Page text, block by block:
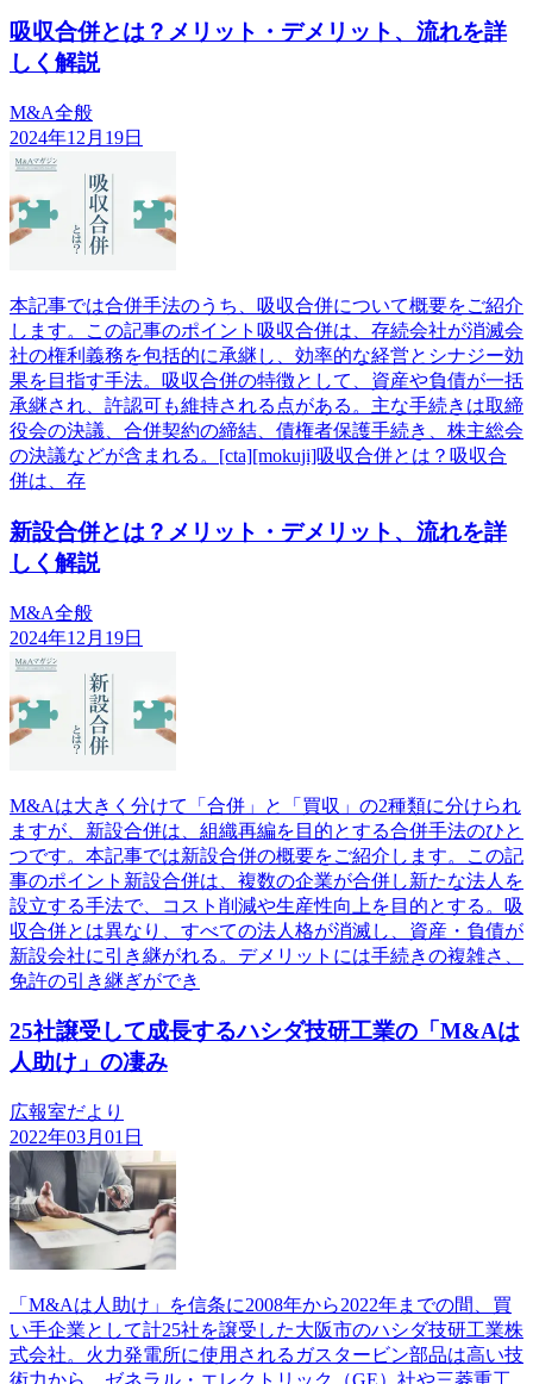
吸収合併とは？メリット・デメリット、流れを詳
しく解説
M&A全般
2024年12月19日
本記事では合併手法のうち、吸収合併について概要をご紹介
します。この記事のポイント吸収合併は、存続会社が消滅会
社の権利義務を包括的に承継し、効率的な経営とシナジー効
果を目指す手法。吸収合併の特徴として、資産や負債が一括
承継され、許認可も維持される点がある。主な手続きは取締
役会の決議、合併契約の締結、債権者保護手続き、株主総会
の決議などが含まれる。[cta][mokuji]吸収合併とは？吸収合
併は、存
新設合併とは？メリット・デメリット、流れを詳
しく解説
M&A全般
2024年12月19日
M&Aは大きく分けて「合併」と「買収」の2種類に分けられ
ますが、新設合併は、組織再編を目的とする合併手法のひと
つです。本記事では新設合併の概要をご紹介します。この記
事のポイント新設合併は、複数の企業が合併し新たな法人を
設立する手法で、コスト削減や生産性向上を目的とする。吸
収合併とは異なり、すべての法人格が消滅し、資産・負債が
新設会社に引き継がれる。デメリットには手続きの複雑さ、
免許の引き継ぎができ
25社譲受して成長するハシダ技研工業の「M&Aは
人助け」の凄み
広報室だより
2022年03月01日
「M&Aは人助け」を信条に2008年から2022年までの間、買
い手企業として計25社を譲受した大阪市のハシダ技研工業株
式会社。火力発電所に使用されるガスタービン部品は高い技
術力から、ゼネラル・エレクトリック（GE）社や三菱重工